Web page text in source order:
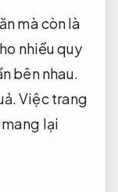
mà còn là
nhiều quy
bên nhau.
Việc trang
lại